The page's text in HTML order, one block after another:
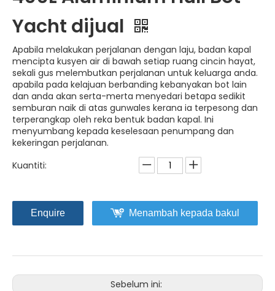
Yacht dijual
Apabila melakukan perjalanan dengan laju, badan kapal
mencipta kusyen air di bawah setiap ruang cincin hayat,
sekali gus melembutkan perjalanan untuk keluarga anda.
apabila pada kelajuan berbanding kebanyakan bot lain
dan anda akan serta-merta menyedari betapa sedikit
semburan naik di atas gunwales kerana ia terpesong dan
terperangkap oleh reka bentuk badan kapal. Ini
menyumbang kepada keselesaan penumpang dan
kekeringan perjalanan.
Kuantiti:
Enquire Menambah kepada bakul
Sebelum ini: